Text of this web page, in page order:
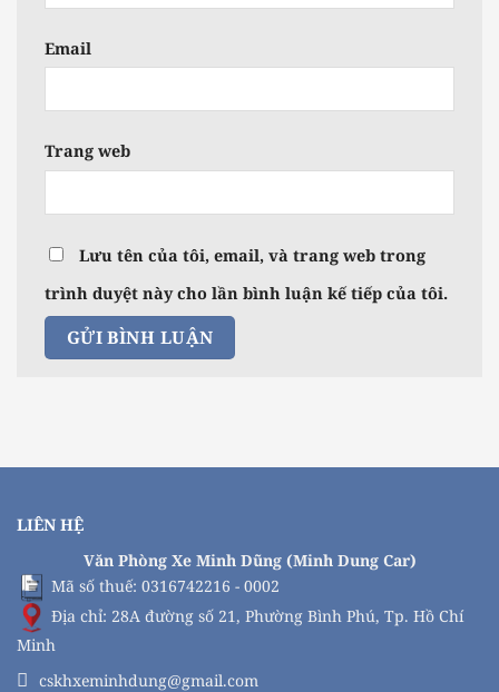
Email
Trang web
Lưu tên của tôi, email, và trang web trong
trình duyệt này cho lần bình luận kế tiếp của tôi.
LIÊN HỆ
Văn Phòng Xe Minh Dũng (Minh Dung Car)
Mã số thuế: 0316742216 - 0002
Địa chỉ: 28A đường số 21, Phường Bình Phú, Tp. Hồ Chí
Minh
cskhxeminhdung@gmail.com